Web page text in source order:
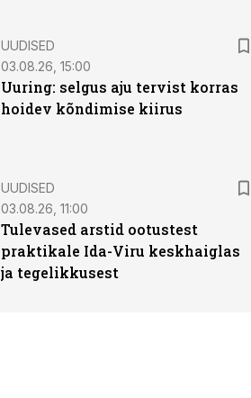
UUDISED
03.08.26, 15:00
Uuring: selgus aju tervist korras
hoidev kõndimise kiirus
UUDISED
03.08.26, 11:00
Tulevased arstid ootustest
praktikale Ida-Viru keskhaiglas
ja tegelikkusest